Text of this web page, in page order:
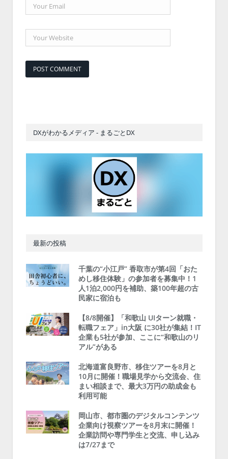
DXがわかるメディア - まるごとDX
最新の投稿
千葉の“小江戸” 香取市が第4回「おた
めし移住体験」の参加者を募集中！1
人1泊2,000円を補助、築100年超の古
民家に宿泊も
【8/8開催】「和歌山 UIターン就職・
転職フェア」in大阪 に30社が集結！IT
企業も5社が参加、ここに“和歌山のリ
アル”がある
北海道富良野市、移住ツアーを8月と
10月に開催！職場見学から交流会、住
まい相談まで、最大3万円の助成金も
利用可能
岡山市、都市圏のデジタルコンテンツ
企業向け視察ツアーを8月末に開催！
企業訪問や専門学生と交流、申し込み
は7/27まで